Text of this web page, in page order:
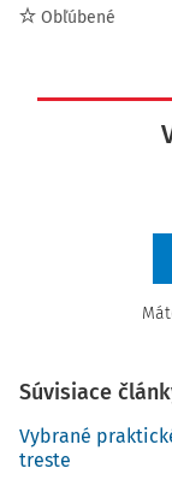
Obľúbené
Súvisiace
Vybrané
treste